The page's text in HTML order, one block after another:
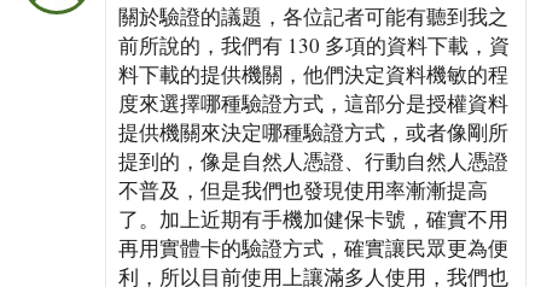
關於驗證的議題，各位記者可能有聽到我之
前所說的，我們有 130 多項的資料下載，資
料下載的提供機關，他們決定資料機敏的程
度來選擇哪種驗證方式，這部分是授權資料
提供機關來決定哪種驗證方式，或者像剛所
提到的，像是自然人憑證、行動自然人憑證
不普及，但是我們也發現使用率漸漸提高
了。加上近期有手機加健保卡號，確實不用
再用實體卡的驗證方式，確實讓民眾更為便
利，所以目前使用上讓滿多人使用，我們也